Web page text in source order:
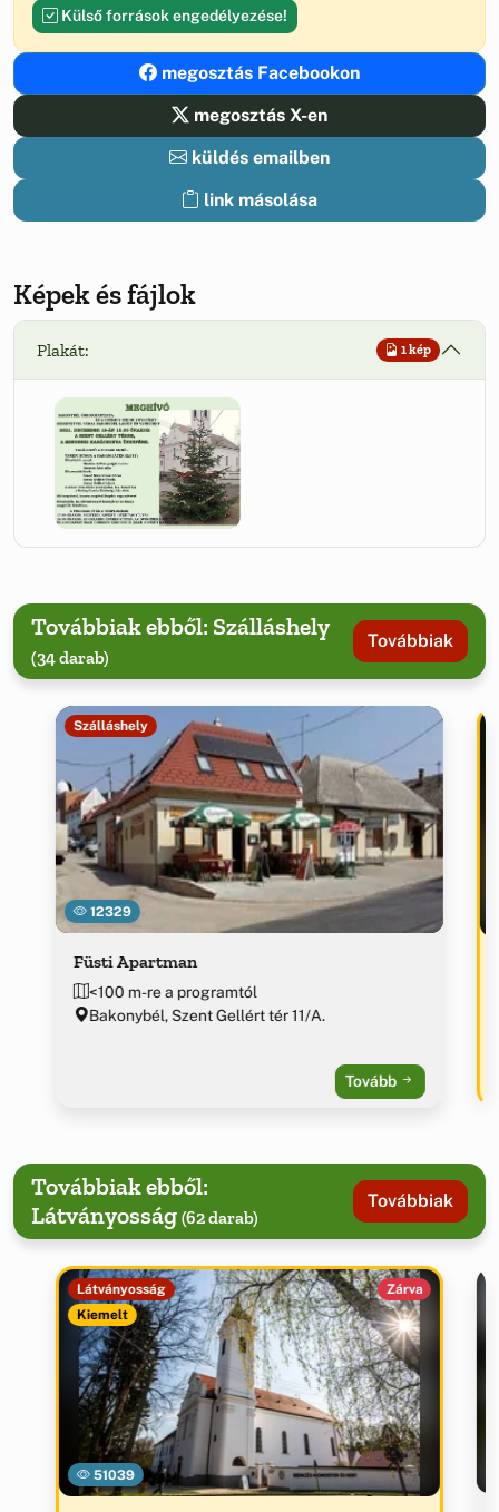
Külső források engedélyezése!
megosztás Facebookon
megosztás X-en
küldés emailben
link másolása
Képek és fájlok
Plakát: 1 kép
Továbbiak ebből: Szálláshely
(34 darab)
Továbbiak
12329
Szálláshely
Füsti Apartman
<100 m-re a programtól
Bakonybél, Szent Gellért tér 11/A.
Tovább
Továbbiak ebből:
Látványosság (62 darab)
Továbbiak
51039
Látványosság
Kiemelt
Zárva